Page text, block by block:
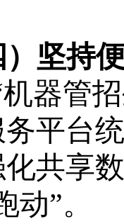
）坚持
机器管
务平台
共享
动”。